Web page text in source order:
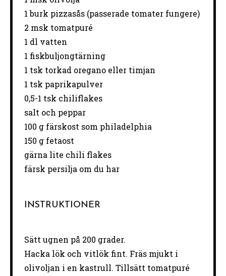
1 burk pizzasås (passerade tomater fungere)
2 msk tomatpuré
1 dl vatten
1 fiskbuljongtärning
1 tsk torkad oregano eller timjan
1 tsk paprikapulver
0,5-1 tsk chiliflakes
salt och peppar
100 gfärskost som philadelphia
150 g fetaost
gärna lite chili flakes
färsk persilja om du har
INSTRUKTIONER
Sätt ugnen på 200 grader.
Hacka lök och vitlök fint. Fräs mjukt i
olivoljan i en kastrull. Tillsätt tomatpuré